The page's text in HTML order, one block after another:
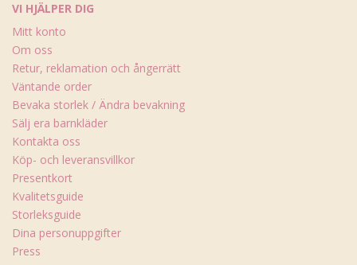
VI HJÄLPER DIG
Mitt konto
Om oss
Retur, reklamation och ångerrätt
Väntande order
Bevaka storlek / Ändra bevakning
Sälj era barnkläder
Kontakta oss
Köp- och leveransvillkor
Presentkort
Kvalitetsguide
Storleksguide
Dina personuppgifter
Press